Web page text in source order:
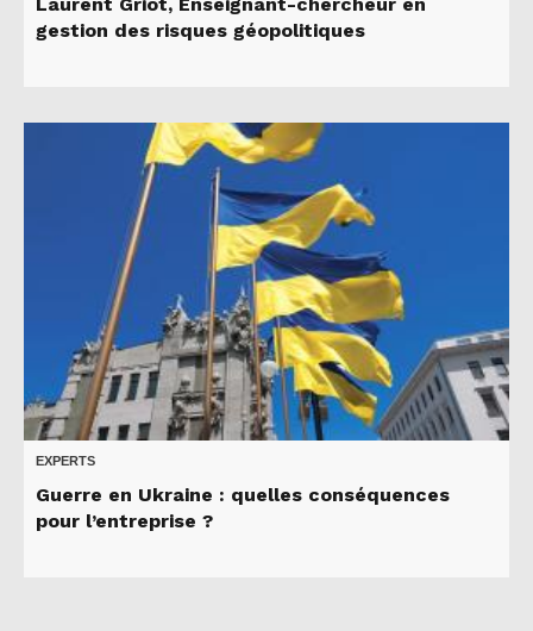
gestion des risques géopolitiques
EXPERTS
Guerre en Ukraine : quelles conséquences
pour l’entreprise ?